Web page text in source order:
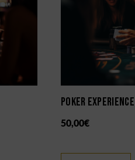
POKER EXPERIENCE
50,00€